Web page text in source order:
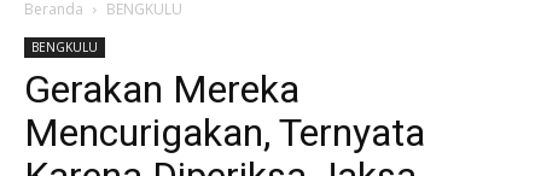
Beranda BENGKULU
BENGKULU
Gerakan Mereka
Mencurigakan, Ternyata